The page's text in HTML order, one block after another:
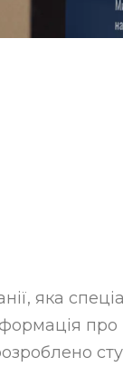
яка
про